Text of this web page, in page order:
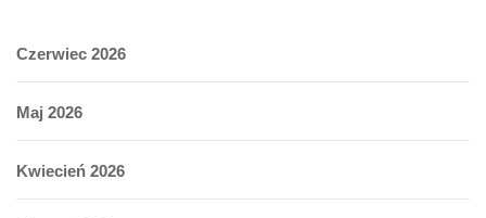
Czerwiec 2026
Maj 2026
Kwiecień 2026